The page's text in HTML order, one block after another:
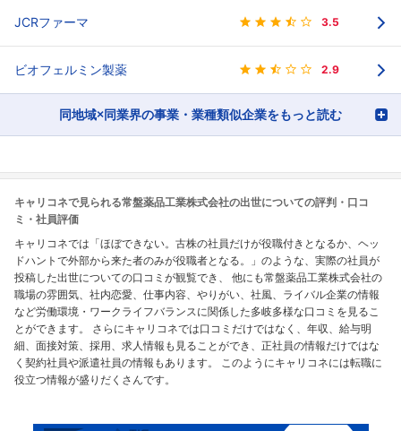
JCRファーマ 3.5
ビオフェルミン製薬 2.9
同地域×同業界の事業・業種類似企業をもっと読む
キャリコネで見られる常盤薬品工業株式会社の出世についての評判・口コ
ミ・社員評価
キャリコネでは「ほぼできない。古株の社員だけが役職付きとなるか、ヘッ
ドハントで外部から来た者のみが役職者となる。」のような、実際の社員が
投稿した出世についての口コミが観覧でき、 他にも常盤薬品工業株式会社の
職場の雰囲気、社内恋愛、仕事内容、やりがい、社風、ライバル企業の情報
など労働環境・ワークライフバランスに関係した多岐多様な口コミを見るこ
とができます。 さらにキャリコネでは口コミだけではなく、年収、給与明
細、面接対策、採用、求人情報も見ることができ、正社員の情報だけではな
く契約社員や派遣社員の情報もあります。 このようにキャリコネには転職に
役立つ情報が盛りだくさんです。